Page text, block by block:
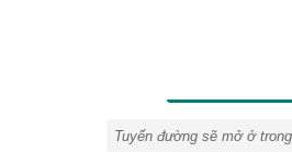
Tuyến đường sẽ mở ở